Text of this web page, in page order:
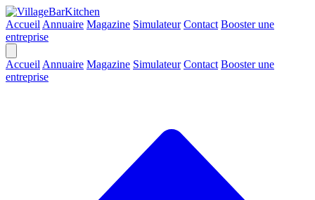
Accueil Annuaire Magazine Simulateur Contact Booster une
entreprise
Accueil Annuaire Magazine Simulateur Contact Booster une
entreprise